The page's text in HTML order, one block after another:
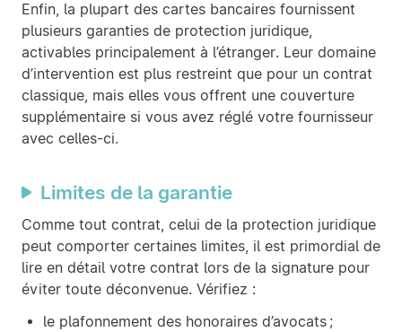
Enfin, la plupart des cartes bancaires fournissent
plusieurs garanties de protection juridique,
activables principalement à l’étranger. Leur domaine
d’intervention est plus restreint que pour un contrat
classique, mais elles vous offrent une couverture
supplémentaire si vous avez réglé votre fournisseur
avec celles-ci.
Limites de la garantie
Comme tout contrat, celui de la protection juridique
peut comporter certaines limites, il est primordial de
lire en détail votre contrat lors de la signature pour
éviter toute déconvenue. Vérifiez :
le plafonnement des honoraires d’avocats ;